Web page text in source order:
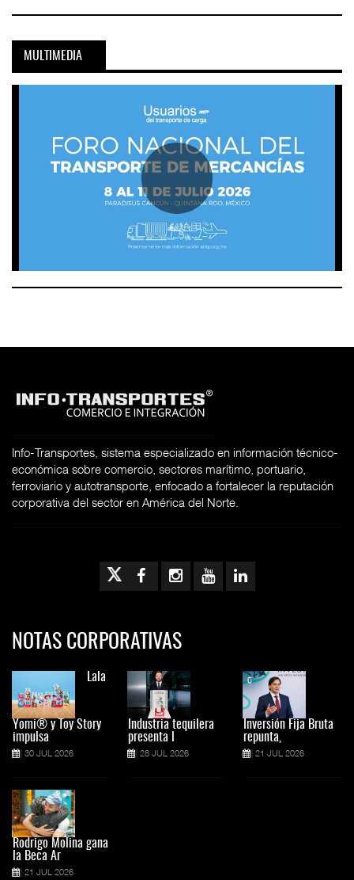
MULTIMEDIA
Info-Transportes, sistema especializado en información técnico-
económica sobre comercio, sectores marítimo, portuario,
ferroviario y autotransporte, enfocado a fortalecer la reputación
corporativa del sector en América del Norte.
NOTAS CORPORATIVAS
Lala
Yomi® y Toy Story
impulsa
30 JUL 2026
Rodrigo Molina gana
la Beca Ar
21 JUL 2026
Industria tequilera
presenta l
28 JUL 2026
Inversión Fija Bruta
repunta,
21 JUL 2026